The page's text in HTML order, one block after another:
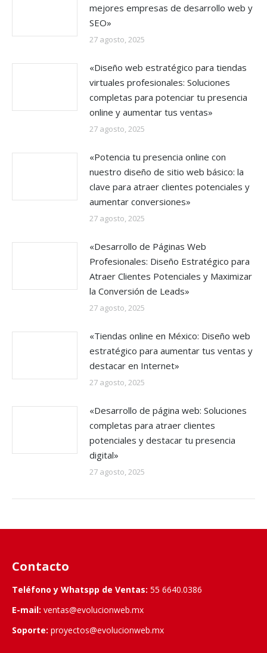
mejores empresas de desarrollo web y
SEO»
27 agosto, 2025
«Diseño web estratégico para tiendas
virtuales profesionales: Soluciones
completas para potenciar tu presencia
online y aumentar tus ventas»
27 agosto, 2025
«Potencia tu presencia online con
nuestro diseño de sitio web básico: la
clave para atraer clientes potenciales y
aumentar conversiones»
27 agosto, 2025
«Desarrollo de Páginas Web
Profesionales: Diseño Estratégico para
Atraer Clientes Potenciales y Maximizar
la Conversión de Leads»
27 agosto, 2025
«Tiendas online en México: Diseño web
estratégico para aumentar tus ventas y
destacar en Internet»
27 agosto, 2025
«Desarrollo de página web: Soluciones
completas para atraer clientes
potenciales y destacar tu presencia
digital»
27 agosto, 2025
Contacto
Teléfono y Whatspp de Ventas: 55 6640.0386
E-mail: ventas@evolucionweb.mx
Soporte: proyectos@evolucionweb.mx